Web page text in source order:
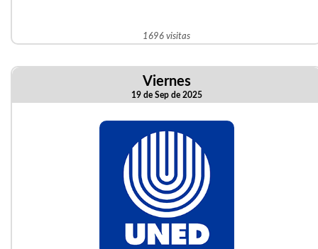
1696 visitas
Viernes
19 de Sep de 2025